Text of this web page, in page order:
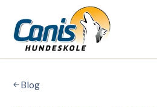
Spring til hovedindholdet
Kursus
Blog